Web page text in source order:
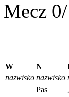
Mecz
W N
nazwisko nazwisko
Pas